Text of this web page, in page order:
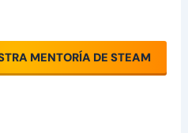
MENTORÍA DE STEAM